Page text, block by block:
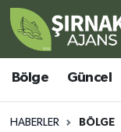
Bölge Güncel
HABERLER BÖLGE
Bölge
Güncel
Şırnak
Şırnak Hava